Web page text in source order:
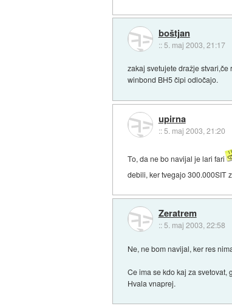
boštjan
:: 5. maj 2003, 21:17
zakaj svetujete dražje
winbond BH5 čipi odločajo.
upirna
::5. maj 2003, 21:20
To, da ne bo navijal je lari fari
debili, ker tvegajo 300.000SIT
Zeratrem
:: 5. maj 2003, 22:58
Ne, ne bom navijal, ker res
Ce ima se kdo kaj za
Hvala vnaprej.